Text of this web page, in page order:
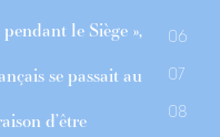
le Siège »,
se passait au
d’être
06
07
08